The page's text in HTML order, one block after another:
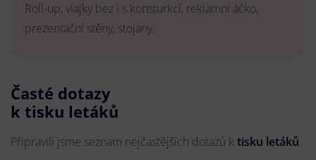
Roll-up, vlajky bez i s konsturkcí, reklamní áčko,
prezentační stěny, stojany.
Časté dotazy
k tisku letáků
Připravili jsme seznam nejčastějších dotazů k tisku letáků.